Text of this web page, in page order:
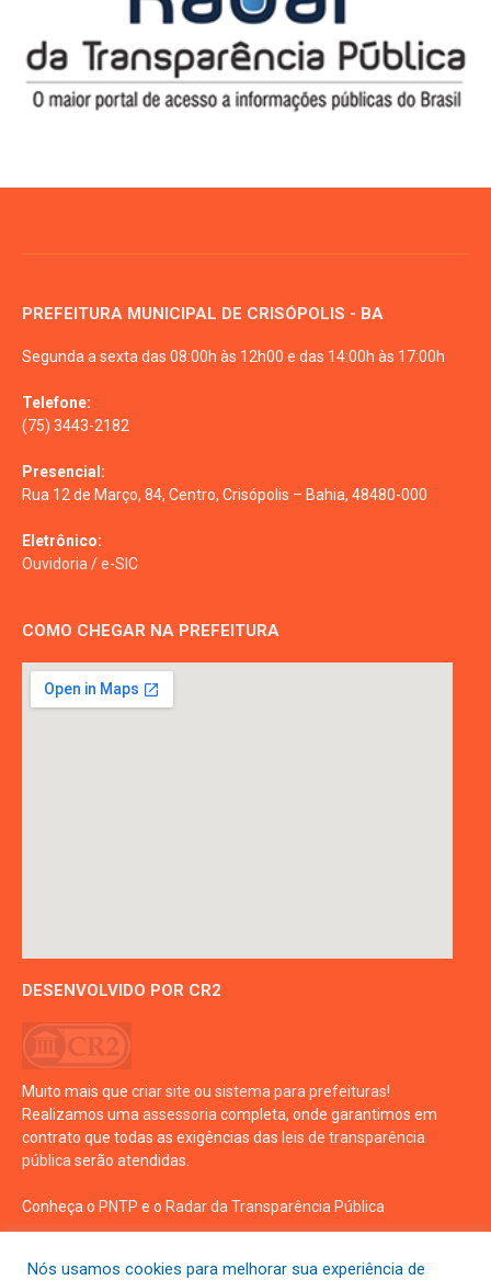
PREFEITURA MUNICIPAL DE CRISÓPOLIS - BA
Segunda a sexta das 08:00h às 12h00 e das 14:00h às 17:00h
Telefone:
(75) 3443-2182
Presencial:
Rua 12 de Março, 84, Centro, Crisópolis – Bahia, 48480-000
Eletrônico:
Ouvidoria/e-SIC
COMO CHEGAR NA PREFEITURA
DESENVOLVIDO POR CR2
Muito mais que criar site ou sistema para prefeituras!
Realizamos umaassessoriacompleta, onde garantimos em
contrato que todas as exigências das leis de transparência
públicaserão atendidas.
Conheça o PNTP e o Radar da Transparência Pública
Nós usamos cookies para melhorar sua experiência de